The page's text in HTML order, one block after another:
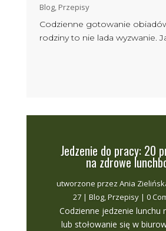
Blog, Przepisy
Codzienne gotowanie
rodziny to nie lada wyzwanie.
Jedzenie do pracy: 20
na zdrowe
utworzone przezAnia
27| Blog,Przepisy| 0
Codzienne jedzenie lunchu
lub stołowanie się w